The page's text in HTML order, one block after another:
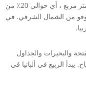
ألبانيا بلد صغير تبلغ مساحته حوالي 28000 كيلومتر مربع ، أي حوالي 20٪ من
من الشمال الشرقي. في
والبحيرات والجداول
يبدأ الربيع في ألبانيا في